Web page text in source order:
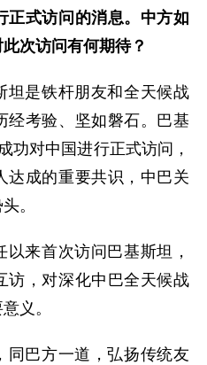
正式访问的消息。中方如
次访问有何期待？
坦是铁杆朋友和全天候战
经考验、坚如磐石。巴基
功对中国进行正式访问，
达成的重要共识，中巴关
。
来首次访问巴基斯坦，
访，对深化中巴全天候战
义。
同巴方一道，弘扬传统友